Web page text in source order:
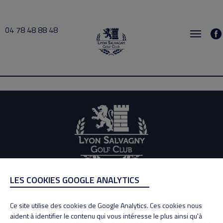
04 78 48 88 48
cours collectifs 2026-09-07 14:00 → 2026-09-07 15:30
ADRESSE
69890 La Tour de Salvagny
Tél : 04 78 48 88 48
LES COOKIES GOOGLE ANALYTICS
Ce site utilise des cookies de Google Analytics. Ces cookies nous
aident à identifier le contenu qui vous intéresse le plus ainsi qu'à